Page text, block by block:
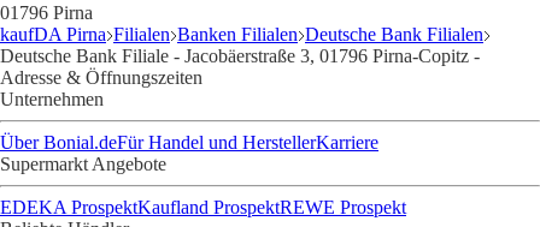
01796 Pirna
kaufDA Pirna Filialen Banken Filialen Deutsche Bank Filialen
Deutsche Bank Filiale - Jacobäerstraße 3, 01796 Pirna-Copitz -
Adresse & Öffnungszeiten
Unternehmen
Über Bonial.deFür Handel und HerstellerKarriere
Supermarkt Angebote
EDEKA ProspektKaufland ProspektREWE Prospekt